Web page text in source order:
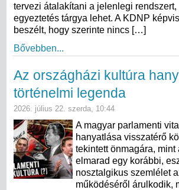
tervezi átalakítani a jelenlegi
egyeztetés tárgya lehet. A KDNP
beszélt, hogy szerinte nincs […]
Bővebben...
Az országházi kultúra
történelmi legenda
2026. július 22. szerda, 10:44
A magyar parlamenti
hanyatlása visszatérő
tekintett önmagára,
elmarad egy korábbi,
nosztalgikus szemlélet
működéséről árulkodik,